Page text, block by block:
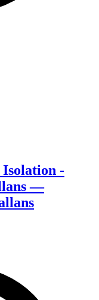
-
—